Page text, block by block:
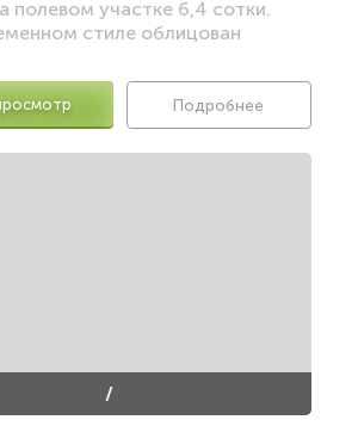
полевом участке 6,4 сотки.
стиле облицован
Подробнее
/